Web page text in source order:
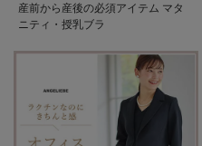
産前から産後の必須アイテム マタ
ニティ・授乳ブラ